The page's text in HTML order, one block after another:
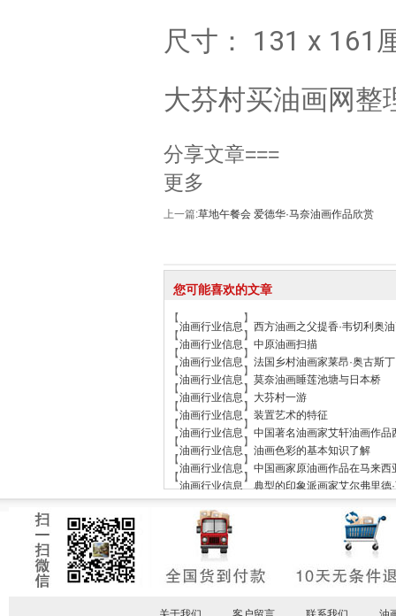
尺寸： 131 x 161
大芬村买油画网整
分享文章===
更多
上一篇:草地午餐会 爱德华·马奈油画作品欣赏
您可能喜欢的文章
【油画行业信息 】 西方油画之父提香·韦切利奥
【油画行业信息 】 中原油画扫描
【油画行业信息 】 法国乡村油画家莱昂·奥古斯
【油画行业信息 】 莫奈油画睡莲池塘与日本桥
【油画行业信息 】 大芬村一游
【油画行业信息 】 装置艺术的特征
【油画行业信息 】 中国著名油画家艾轩油画作品
【油画行业信息 】 油画色彩的基本知识了解
【油画行业信息 】 中国画家原油画作品在马来西
【油画行业信息】 典型的印象派画家艾尔弗里德